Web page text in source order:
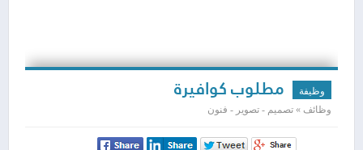
وظيفة مطلوب كوافيرة
وظائف » تصميم - تصوير - فنون